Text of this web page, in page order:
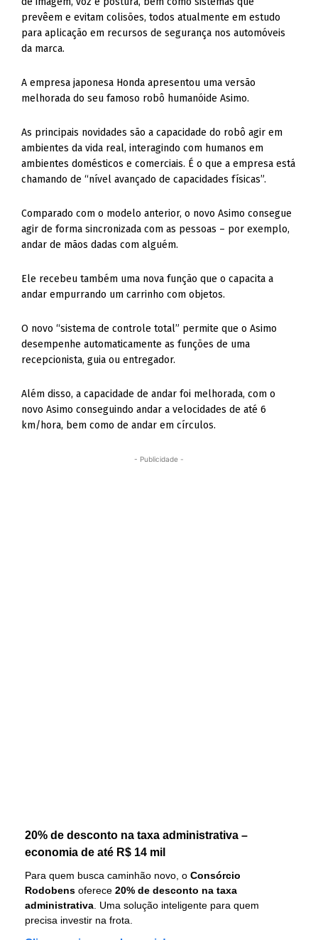
prevêem e evitam colisões, todos atualmente em estudo
para aplicação em recursos de segurança nos automóveis
da marca.
A empresa japonesa Honda apresentou uma versão
melhorada do seu famoso robô humanóide Asimo.
As principais novidades são a capacidade do robô agir em
ambientes da vida real, interagindo com humanos em
ambientes domésticos e comerciais. É o que a empresa está
chamando de “nível avançado de capacidades físicas”.
Comparado com o modelo anterior, o novo Asimo consegue
agir de forma sincronizada com as pessoas – por exemplo,
andar de mãos dadas com alguém.
Ele recebeu também uma nova função que o capacita a
andar empurrando um carrinho com objetos.
O novo “sistema de controle total” permite que o Asimo
desempenhe automaticamente as funções de uma
recepcionista, guia ou entregador.
Além disso, a capacidade de andar foi melhorada, com o
novo Asimo conseguindo andar a velocidades de até 6
km/hora, bem como de andar em círculos.
- Publicidade -
20% de desconto na taxa administrativa –
economia de até R$ 14 mil
Para quem busca caminhão novo, o Consórcio
Rodobens oferece 20% de desconto na taxa
administrativa . Uma solução inteligente para quem
precisa investir na frota.